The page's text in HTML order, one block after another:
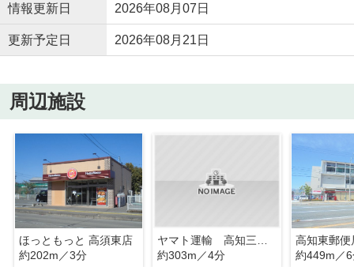
情報更新日 2026年08月07日
更新予定日 2026年08月21日
周辺施設
ほっともっと 高須東店
約202m／3分
ヤマト運輸 高知三里センター
約303m／4分
高知東郵便
約449m／